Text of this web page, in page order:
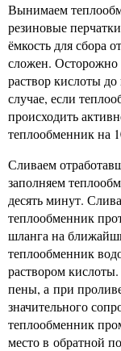
Вынимаем
резиновые
ёмкость для сбора
сложен. Осторожно
раствор кислоты
случае, если
происходить
теплообменник на
Сливаем
заполняем
десять минут.
теплообменник
шланга на
теплообменник
раствором
пены, а при
значительного
теплообменник
место в обратной